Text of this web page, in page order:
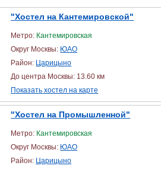
"Хостел на Кантемировской"
Метро: Кантемировская
Округ Москвы: ЮАО
Район: Царицыно
До центра Москвы: 13.60 км
Показать хостел на карте
"Хостел на Промышленной"
Метро: Кантемировская
Округ Москвы: ЮАО
Район: Царицыно